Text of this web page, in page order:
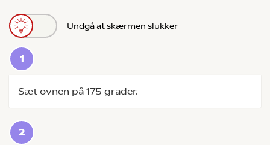
Undgå at skærmen slukker
Sæt ovnen på 175 grader.